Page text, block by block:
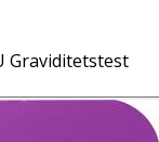
Graviditetstest